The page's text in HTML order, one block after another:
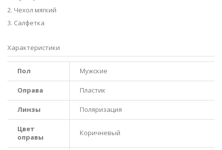
2. Чехол мягкий
3. Салфетка
Характеристики
Пол Мужские
Оправа Пластик
Линзы Поляризация
Цвет
оправы
Коричневый